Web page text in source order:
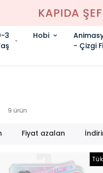
KAPIDA
3
Hobi
- Çizgi
9 ürün
Fiyat azalan